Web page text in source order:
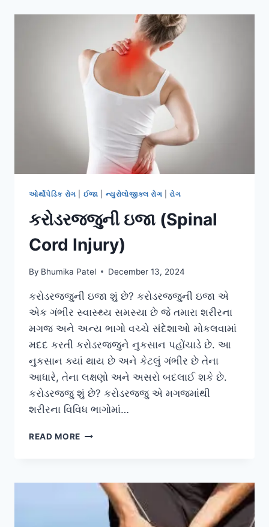
ઓર્થોપેડિક રોગ ઈજા ન્યુરોલોજીકલ રોગ |રોગ
કરોડરજ્જુની ઇજા (Spinal
Cord Injury)
By Bhumika Patel December 13, 2024
કરોડરજ્જુની ઇજા શું છે? કરોડરજ્જુની ઇજા એ
એક ગંભીર સ્વાસ્થ્ય સમસ્યા છે જે તમારા શરીરના
મગજ અને અન્ય ભાગો વચ્ચે સંદેશાઓ મોકલવામાં
મદદ કરતી કરોડરજ્જુને નુકસાન પહોંચાડે છે. આ
નુકસાન ક્યાં થાય છે અને કેટલું ગંભીર છે તેના
આધારે, તેના લક્ષણો અને અસરો બદલાઈ શકે છે.
કરોડરજ્જુ શું છે? કરોડરજ્જુ એ મગજમાંથી
શરીરના વિવિધ ભાગોમાં…
READ MORE કરોડરજ્જુની
INJURY)